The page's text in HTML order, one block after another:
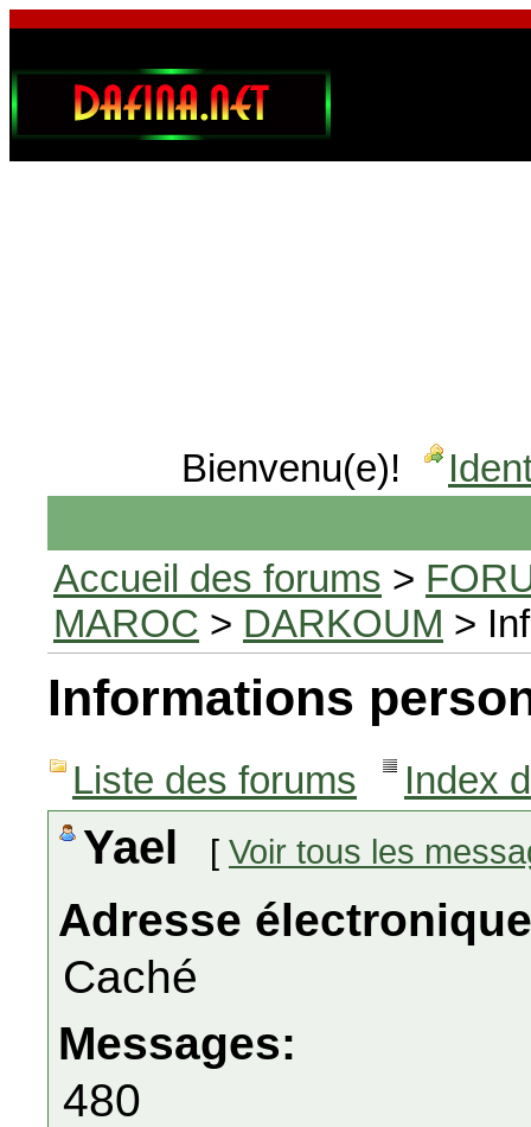
Bienvenu(e)!
Accueil des forums >
MAROC > DARKOUM >
Informations
Liste des forums Index
Yael [ Voir tous les
Adresse
Caché
Messages:
480